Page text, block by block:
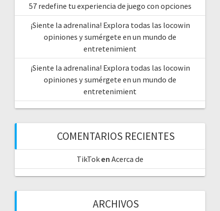
57 redefine tu experiencia de juego con opciones
¡Siente la adrenalina! Explora todas las locowin
opiniones y sumérgete en un mundo de
entretenimient
¡Siente la adrenalina! Explora todas las locowin
opiniones y sumérgete en un mundo de
entretenimient
COMENTARIOS RECIENTES
TikToken Acerca de
ARCHIVOS